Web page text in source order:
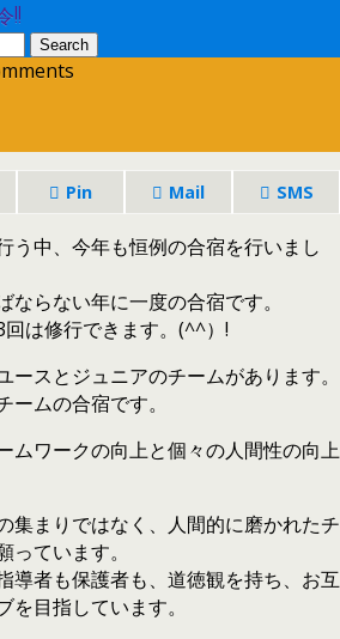
!!
Pin Mail SMS
う中、今年も恒例の合宿を行いまし
ならない年に一度の合宿です。
は修行できます。(^^）!
スとジュニアのチームがあります。
ムの合宿です。
ムワークの向上と個々の人間性の向上
集まりではなく、人間的に磨かれたチ
ています。
導者も保護者も、道徳観を持ち、お互
目指しています。